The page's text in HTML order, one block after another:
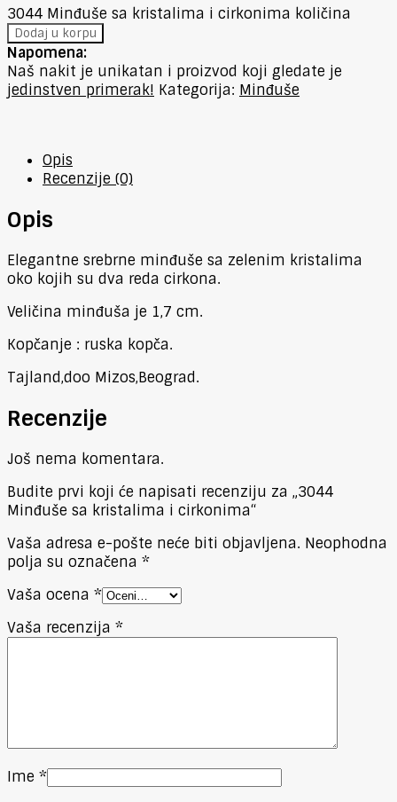
3044 Minđuše sa kristalima i cirkonima količina
Dodaj u korpu
Napomena:
Naš nakit je unikatan i proizvod koji gledate je
jedinstven primerak! Kategorija: Minđuše
Opis
Recenzije (0)
Opis
Elegantne srebrne minđuše sa zelenim kristalima
oko kojih su dva reda cirkona.
Veličina minđuša je 1,7 cm.
Kopčanje : ruska kopča.
Tajland,doo Mizos,Beograd.
Recenzije
Još nema komentara.
Budite prvi koji će napisati recenziju za „3044
Minđuše sa kristalima i cirkonima“
Vaša adresa e-pošte neće biti objavljena. Neophodna
polja su označena *
Vaša ocena *
Vaša recenzija *
Ime *